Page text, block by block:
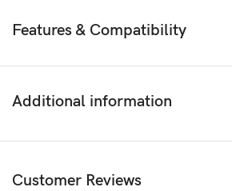
Features & Compatibility
Additional information
Customer Reviews